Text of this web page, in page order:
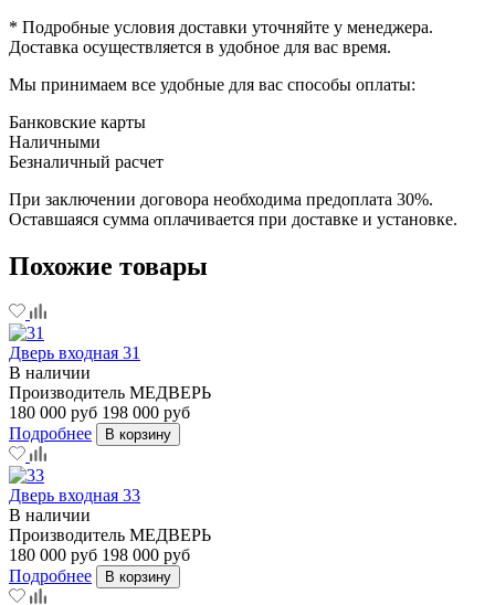
* Подробные условия доставки уточняйте у менеджера.
Доставка осуществляется в удобное для вас время.
Мы принимаем все удобные для вас способы оплаты:
Банковские карты
Наличными
Безналичный расчет
При заключении договора необходима предоплата 30%.
Оставшаяся сумма оплачивается при доставке и установке.
Похожие товары
Дверь входная 31
В наличии
Производитель МЕДВЕРЬ
180 000 руб 198 000 руб
Подробнее
В корзину
Дверь входная 33
В наличии
Производитель МЕДВЕРЬ
180 000 руб 198 000 руб
Подробнее
В корзину